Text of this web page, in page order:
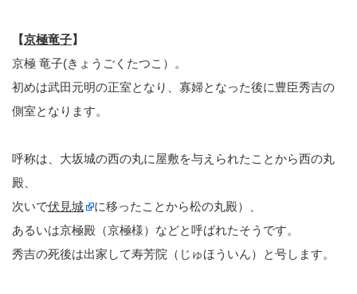
【京極竜子】
京極 竜子(きょうごくたつこ）。
初めは武田元明の正室となり、寡婦となった後に豊臣秀吉の
側室となります。
呼称は、大坂城の西の丸に屋敷を与えられたことから西の丸
殿、
次いで伏見城
に移ったことから松の丸殿）、
あるいは京極殿（京極様）などと呼ばれたそうです。
秀吉の死後は出家して寿芳院（じゅほういん）と号します。